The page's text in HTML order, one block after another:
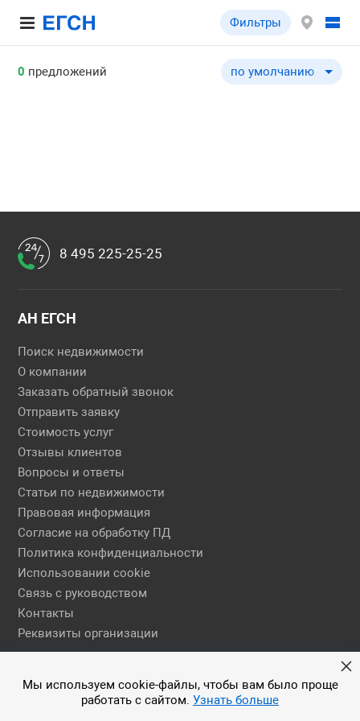
Фильтры
0 предложений по умолчанию
по умолчанию
8 495 225-25-25
АН ЕГСН
Поиск недвижимости
О компании
Заказать обратный звонок
Отправить заявку
Стоимость услуг
Отзывы клиентов
Вопросы и ответы
Статьи по недвижимости
Правовая информация
Согласие на обработку ПД
Политика конфиденциальности
Использовании cookie
Связь с руководством
Контакты
Реквизиты организации
Правовая информация
© 2026 АН ЕГСН
Мы используем cookie-файлы, чтобы вам было проще
работать с сайтом. Узнать больше